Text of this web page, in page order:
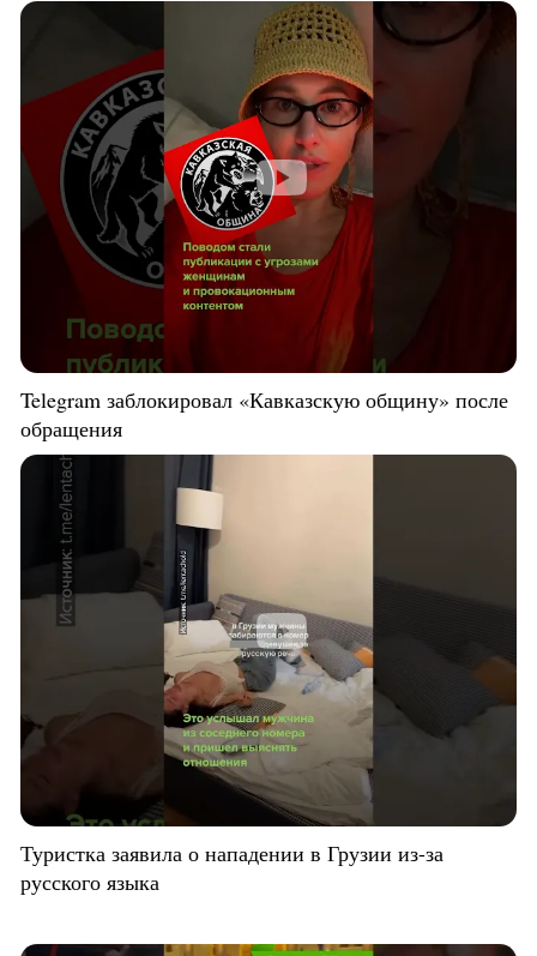
Telegram заблокировал «Кавказскую общину» после
обращения
Туристка заявила о нападении в Грузии из-за
русского языка